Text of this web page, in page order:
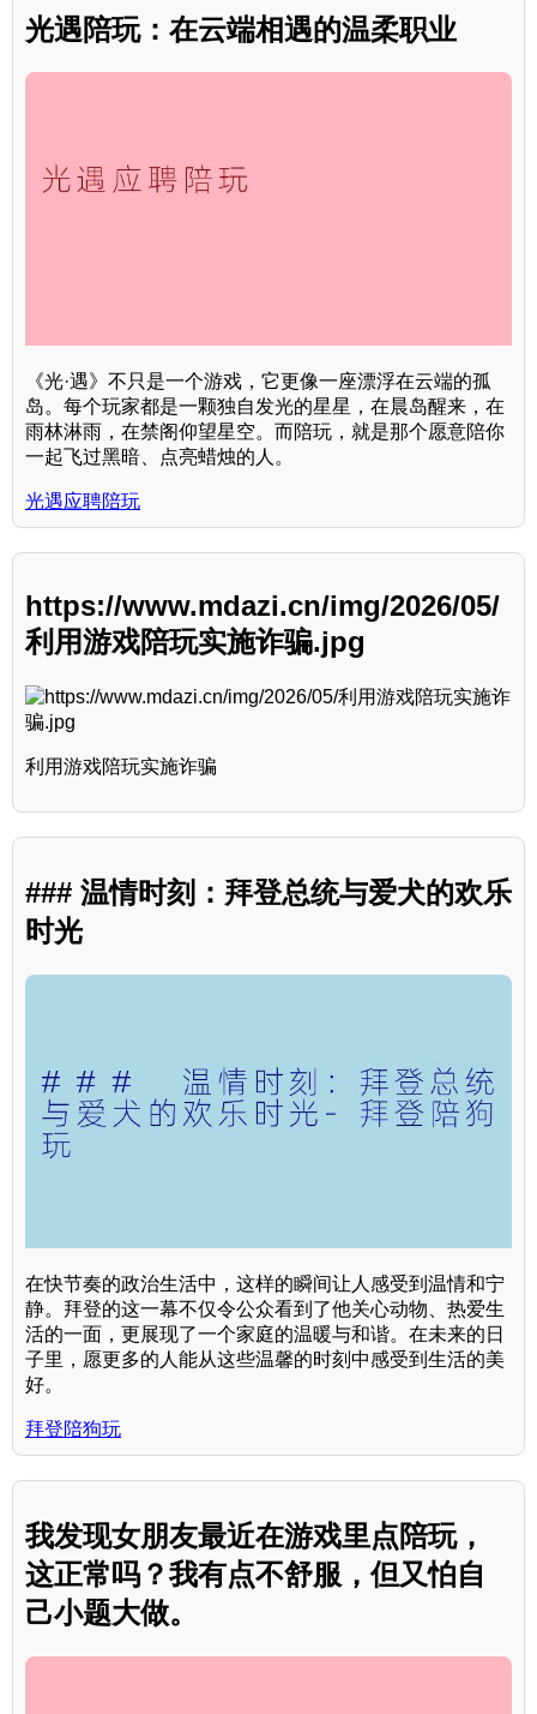
光遇陪玩：在云端相遇的温柔职业
《光·遇》不只是一个游戏，它更像一座漂浮在云端的孤
岛。每个玩家都是一颗独自发光的星星，在晨岛醒来，在
雨林淋雨，在禁阁仰望星空。而陪玩，就是那个愿意陪你
一起飞过黑暗、点亮蜡烛的人。
光遇应聘陪玩
https://www.mdazi.cn/img/2026/05/
利用游戏陪玩实施诈骗.jpg
利用游戏陪玩实施诈骗
### 温情时刻：拜登总统与爱犬的欢乐
时光
在快节奏的政治生活中，这样的瞬间让人感受到温情和宁
静。拜登的这一幕不仅令公众看到了他关心动物、热爱生
活的一面，更展现了一个家庭的温暖与和谐。在未来的日
子里，愿更多的人能从这些温馨的时刻中感受到生活的美
好。
拜登陪狗玩
我发现女朋友最近在游戏里点陪玩，
这正常吗？我有点不舒服，但又怕自
己小题大做。